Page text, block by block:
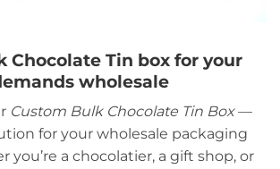
Chocolate Tin box for your
wholesale
Custom Bulk Chocolate Tin Box —
for your wholesale packaging
you’re a chocolatier, a gift shop, or